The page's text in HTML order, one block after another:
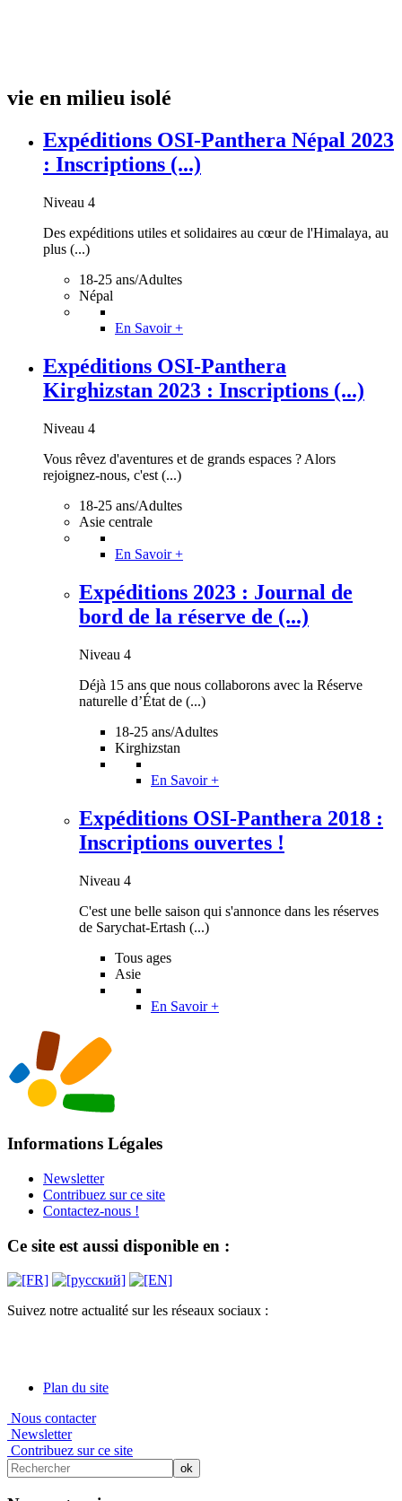
vie en milieu isolé
Expéditions OSI-Panthera Népal 2023
: Inscriptions (...)
Niveau 4
Des expéditions utiles et solidaires au cœur de l'Himalaya, au
plus (...)
18-25 ans/Adultes
Népal
En Savoir +
Expéditions OSI-Panthera
Kirghizstan 2023 : Inscriptions (...)
Niveau 4
Vous rêvez d'aventures et de grands espaces ? Alors
rejoignez-nous, c'est (...)
18-25 ans/Adultes
Asie centrale
En Savoir +
Expéditions 2023 : Journal de
bord de la réserve de (...)
Niveau 4
Déjà 15 ans que nous collaborons avec la Réserve
naturelle d’État de (...)
18-25 ans/Adultes
Kirghizstan
En Savoir +
Expéditions OSI-Panthera 2018 :
Inscriptions ouvertes !
Niveau 4
C'est une belle saison qui s'annonce dans les réserves
de Sarychat-Ertash (...)
Tous ages
Asie
En Savoir +
Informations Légales
Newsletter
Contribuez sur ce site
Contactez-nous !
Ce site est aussi disponible en :
Suivez notre actualité sur les réseaux sociaux :
Plan du site
Nous contacter
Newsletter
Contribuez sur ce site